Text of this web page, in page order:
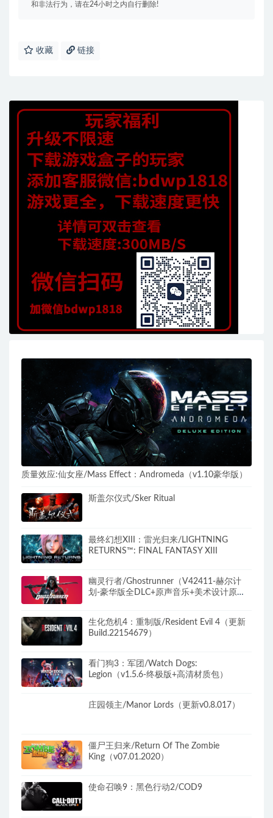
和非法行为，请在24小时之内自行删除!
收藏 链接
质量效应:仙女座/Mass Effect：Andromeda（v1.10豪华版）
斯盖尔仪式/Sker Ritual
最终幻想XIII：雷光归来/LIGHTNING
RETURNS™: FINAL FANTASY XIII
幽灵行者/Ghostrunner（V42411-赫尔计
划-豪华版全DLC+原声音乐+美术设计原
生化危机4：重制版/Resident Evil 4（更新
Build.22154679）
看门狗3：军团/Watch Dogs:
Legion（v1.5.6-终极版+高清材质包）
庄园领主/Manor Lords（更新v0.8.017）
僵尸王归来/Return Of The Zombie
King（v07.01.2020）
使命召唤9：黑色行动2/COD9